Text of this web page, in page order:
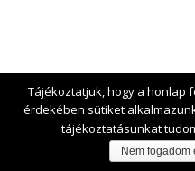
Tájékoztatjuk, hogy a honlap
érdekében sütiket
tájékoztatásunkat
Nem fogadom